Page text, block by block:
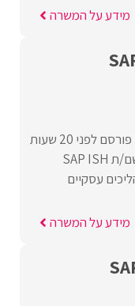
מידע על המשרה
פורסם לפני 20 שעות
Malam Team מגייסת לארגון גדול מיישם/ת SAP ISH
עסקיים
מידע על המשרה